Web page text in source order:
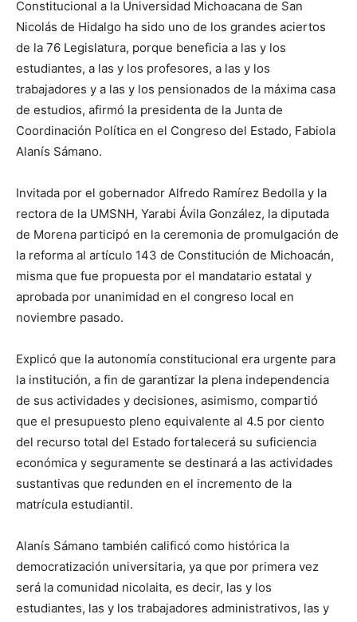
Constitucional a la Universidad Michoacana de San
Nicolás de Hidalgo ha sido uno de los grandes aciertos
de la 76 Legislatura, porque beneficia a las y los
estudiantes, a las y los profesores, a las y los
trabajadores y a las y los pensionados de la máxima casa
de estudios, afirmó la presidenta de la Junta de
Coordinación Política en el Congreso del Estado, Fabiola
Alanís Sámano.
Invitada por el gobernador Alfredo Ramírez Bedolla y la
rectora de la UMSNH, Yarabi Ávila González, la diputada
de Morena participó en la ceremonia de promulgación de
la reforma al artículo 143 de Constitución de Michoacán,
misma que fue propuesta por el mandatario estatal y
aprobada por unanimidad en el congreso local en
noviembre pasado.
Explicó que la autonomía constitucional era urgente para
la institución, a fin de garantizar la plena independencia
de sus actividades y decisiones, asimismo, compartió
que el presupuesto pleno equivalente al 4.5 por ciento
del recurso total del Estado fortalecerá su suficiencia
económica y seguramente se destinará a las actividades
sustantivas que redunden en el incremento de la
matrícula estudiantil.
Alanís Sámano también calificó como histórica la
democratización universitaria, ya que por primera vez
será la comunidad nicolaita, es decir, las y los
estudiantes, las y los trabajadores administrativos, las y